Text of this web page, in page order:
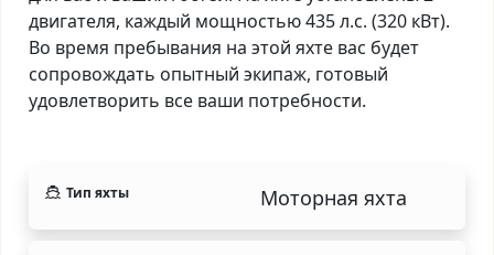
двигателя, каждый мощностью 435 л.с. (320 кВт).
Во время пребывания на этой яхте вас будет
сопровождать опытный экипаж, готовый
удовлетворить все ваши потребности.
Тип яхты Моторная яхта